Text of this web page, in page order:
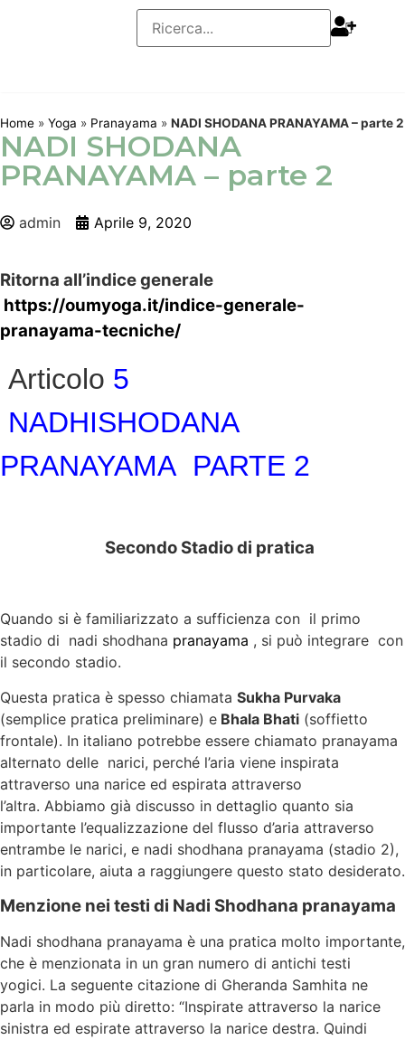
Home » Yoga » Pranayama » NADI SHODANA PRANAYAMA – parte 2
NADI SHODANA
PRANAYAMA – parte 2
admin Aprile 9, 2020
Ritorna all’indice generale
https://oumyoga.it/indice-generale-
pranayama-tecniche/
Articolo 5
NADHISHODANA
PRANAYAMA PARTE 2
Secondo Stadio di pratica
Quando si è familiarizzato a sufficienza con il primo
stadio di nadi shodhana pranayama , si può integrare con
il secondo stadio.
Questa pratica è spesso chiamata Sukha Purvaka
(semplice pratica preliminare) e Bhala Bhati (soffietto
frontale). In italiano potrebbe essere chiamato pranayama
alternato delle narici, perché l’aria viene inspirata
attraverso una narice ed espirata attraverso
l’altra. Abbiamo già discusso in dettaglio quanto sia
importante l’equalizzazione del flusso d’aria attraverso
entrambe le narici, e nadi shodhana pranayama (stadio 2),
in particolare, aiuta a raggiungere questo stato desiderato.
Menzione nei testi di Nadi Shodhana pranayama
Nadi shodhana pranayama è una pratica molto importante,
che è menzionata in un gran numero di antichi testi
yogici. La seguente citazione di Gheranda Samhita ne
parla in modo più diretto: “Inspirate attraverso la narice
sinistra ed espirate attraverso la narice destra. Quindi